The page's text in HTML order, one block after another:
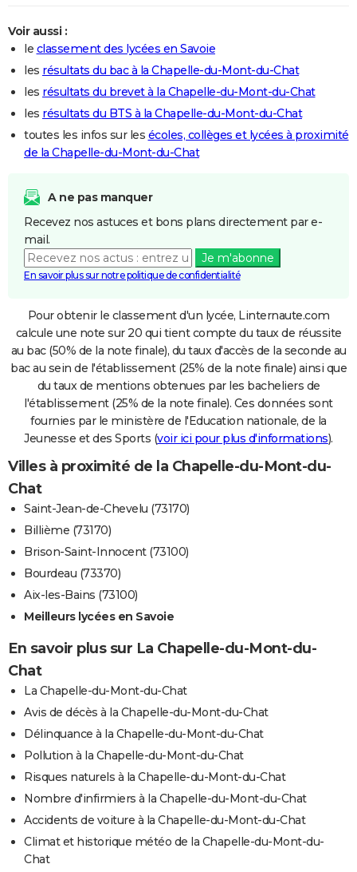
Voir aussi :
le classement des lycées en Savoie
les résultats du bac à la Chapelle-du-Mont-du-Chat
les résultats du brevet à la Chapelle-du-Mont-du-Chat
les résultats du BTS à la Chapelle-du-Mont-du-Chat
toutes les infos sur les écoles, collèges et lycées à proximité
de la Chapelle-du-Mont-du-Chat
A ne pas manquer
Recevez nos astuces et bons plans directement par e-
mail.
Je m'abonne
En savoir plus sur notre politique de confidentialité
Pour obtenir le classement d'un lycée, Linternaute.com
calcule une note sur 20 qui tient compte du taux de réussite
au bac (50% de la note finale), du taux d'accès de la seconde au
bac au sein de l'établissement (25% de la note finale) ainsi que
du taux de mentions obtenues par les bacheliers de
l'établissement (25% de la note finale). Ces données sont
fournies par le ministère de l'Education nationale, de la
Jeunesse et des Sports (voir ici pour plus d'informations).
Villes à proximité de la Chapelle-du-Mont-du-
Chat
Saint-Jean-de-Chevelu (73170)
Billième (73170)
Brison-Saint-Innocent (73100)
Bourdeau (73370)
Aix-les-Bains (73100)
Meilleurs lycées en Savoie
En savoir plus sur La Chapelle-du-Mont-du-
Chat
La Chapelle-du-Mont-du-Chat
Avis de décès à la Chapelle-du-Mont-du-Chat
Délinquance à la Chapelle-du-Mont-du-Chat
Pollution à la Chapelle-du-Mont-du-Chat
Risques naturels à la Chapelle-du-Mont-du-Chat
Nombre d'infirmiers à la Chapelle-du-Mont-du-Chat
Accidents de voiture à la Chapelle-du-Mont-du-Chat
Climat et historique météo de la Chapelle-du-Mont-du-
Chat